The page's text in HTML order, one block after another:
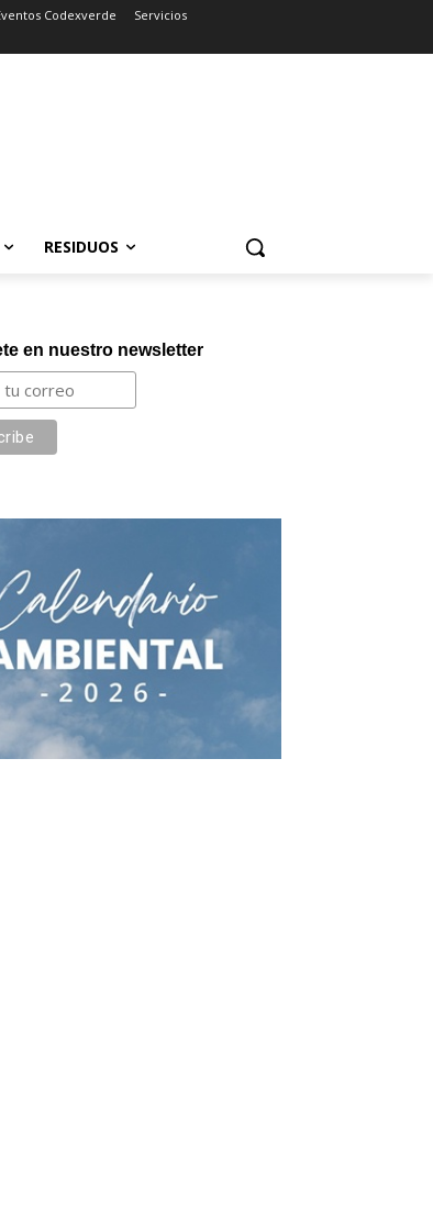
Codexverde Servicios
RESIDUOS
en nuestro newsletter